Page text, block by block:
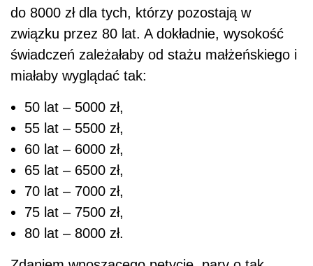
do 8000 zł dla tych, którzy pozostają w
związku przez 80 lat. A dokładnie, wysokość
świadczeń zależałaby od stażu małżeńskiego i
miałaby wyglądać tak:
50 lat – 5000 zł,
55 lat – 5500 zł,
60 lat – 6000 zł,
65 lat – 6500 zł,
70 lat – 7000 zł,
75 lat – 7500 zł,
80 lat – 8000 zł.